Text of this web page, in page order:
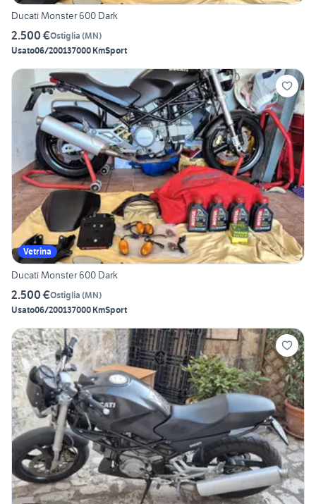
Ducati Monster 600 Dark
2.500 €Ostiglia (MN)
Usato06/200137000 KmSport
Vetrina
Ducati Monster 600 Dark
2.500 €Ostiglia (MN)
Usato06/200137000 KmSport